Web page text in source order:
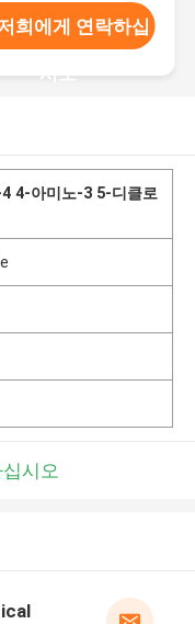
희에게 연락하십
시오
4-아미노-3 5-디클로
시오